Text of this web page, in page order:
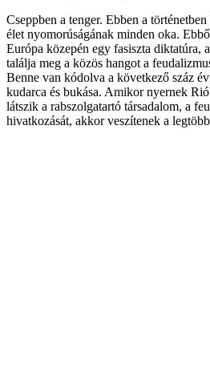
Cseppben a tenger. Ebben a
élet nyomorúságának minden oka.
Európa közepén egy fasiszta diktatúra,
találja meg a közös hangot a
Benne van kódolva a következő száz
kudarca és bukása. Amikor nyernek
látszik a rabszolgatartó társadalom, a
hivatkozását, akkor veszítenek a